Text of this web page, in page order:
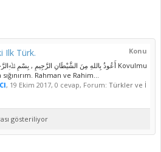
Konu
Ilk Türk.
Rahman ve Rahim...
, 19 Ekim 2017, 0 cevap, Forum: Türkler ve İ
gösteriliyor